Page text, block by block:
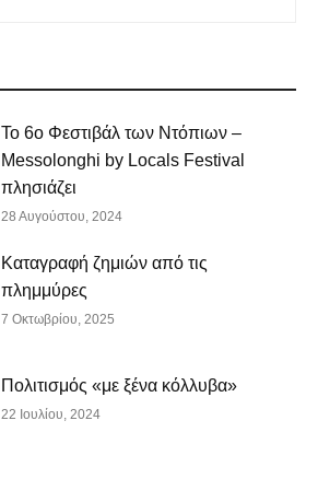
Το 6ο Φεστιβάλ των Ντόπιων –
Messolonghi by Locals Festival
πλησιάζει
28 Αυγούστου, 2024
Καταγραφή ζημιών από τις
πλημμύρες
7 Οκτωβρίου, 2025
Πολιτισμός «με ξένα κόλλυβα»
22 Ιουλίου, 2024